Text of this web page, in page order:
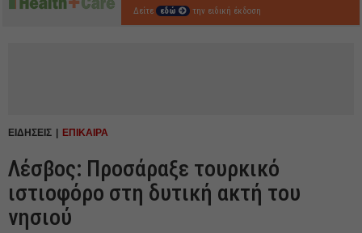
Δείτε εδώ την ειδική έκδοση
ΕΙΔΗΣΕΙΣ ΕΠΙΚΑΙΡΑ
Λέσβος: Προσάραξε τουρκικό
ιστιοφόρο στη δυτική ακτή του
νησιού